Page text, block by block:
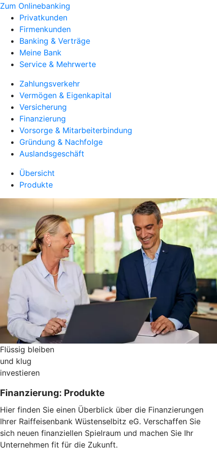
Zum Onlinebanking
Privatkunden
Firmenkunden
Banking & Verträge
Meine Bank
Service & Mehrwerte
Zahlungsverkehr
Vermögen & Eigenkapital
Versicherung
Finanzierung
Vorsorge & Mitarbeiterbindung
Gründung & Nachfolge
Auslandsgeschäft
Übersicht
Produkte
Flüssig bleiben
und klug
investieren
Finanzierung: Produkte
Hier finden Sie einen Überblick über die Finanzierungen
Ihrer Raiffeisenbank Wüstenselbitz eG. Verschaffen Sie
sich neuen finanziellen Spielraum und machen Sie Ihr
Unternehmen fit für die Zukunft.